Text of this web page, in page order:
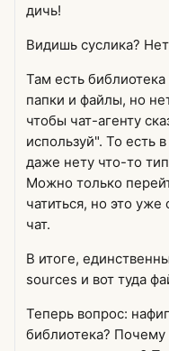
дичь!
Видишь суслика?
Там есть
папки и файлы, но
чтобы чат-агенту
используй". То есть
даже нету что-то
Можно только
чатиться, но это уже
чат.
В итоге,
sources и вот туда
Теперь вопрос:
библиотека? Почему